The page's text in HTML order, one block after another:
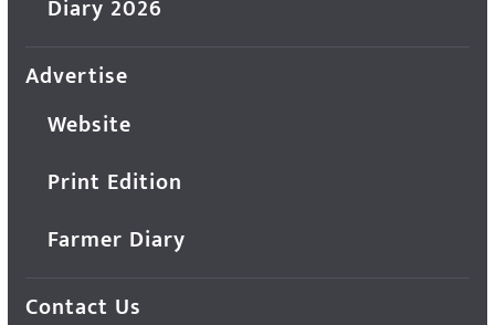
Diary 2026
Advertise
Website
Print Edition
Farmer Diary
Contact Us